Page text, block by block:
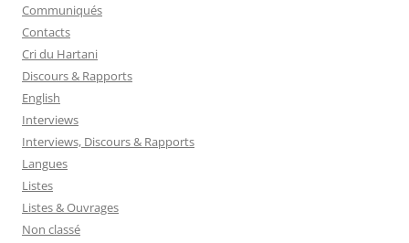
Communiqués
Contacts
Cri du Hartani
Discours & Rapports
English
Interviews
Interviews, Discours & Rapports
Langues
Listes
Listes & Ouvrages
Non classé